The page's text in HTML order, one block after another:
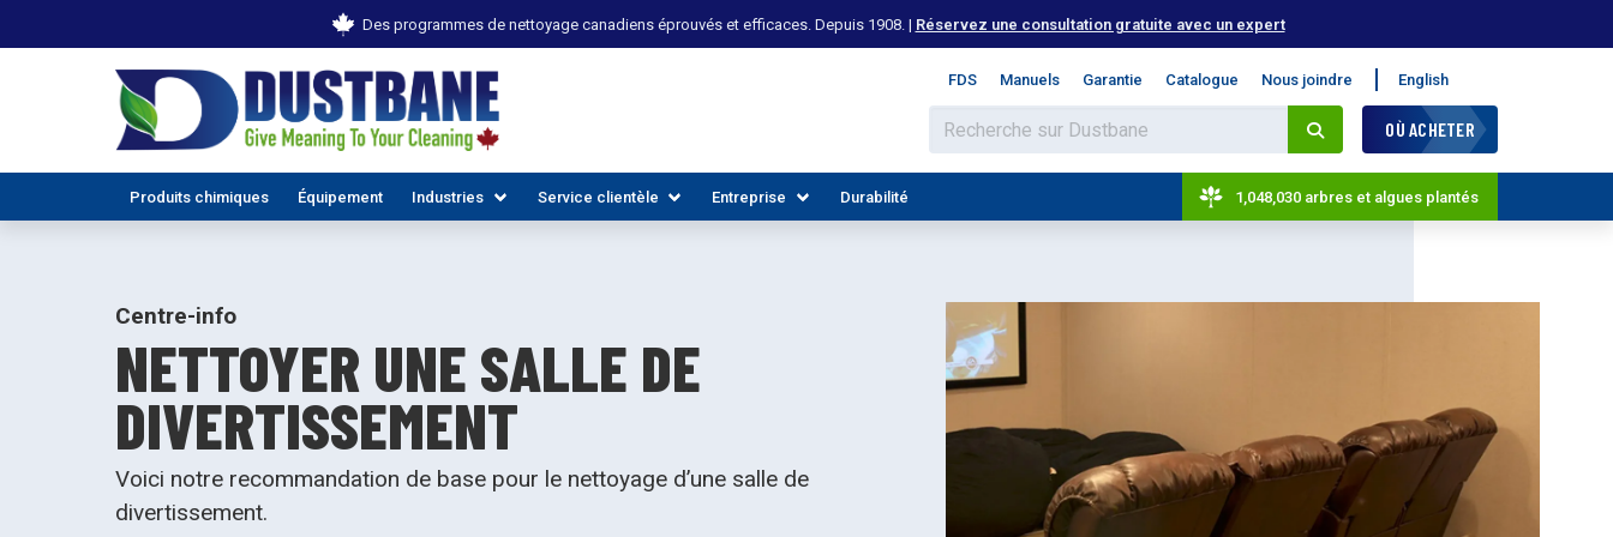
Des programmes de nettoyage canadiens éprouvés et efficaces. Depuis 1908. | Réservez une consultation gratuite avec un expert
FDS Manuels Garantie Catalogue Nous joindre English
OÙ ACHETER
Produits chimiques Équipement Industries
TOUTES LES INDUSTRIES
Service clientèle
DÉCOUVREZ LES RESSOURCES
Entreprise
REJOIGNEZ NOTRE ÉQUIPE
Durabilité 1,048,030 arbres et algues plantés
Centre-info
NETTOYER UNE SALLE DE
DIVERTISSEMENT
Voici notre recommandation de base pour le nettoyage d’une salle de
divertissement.